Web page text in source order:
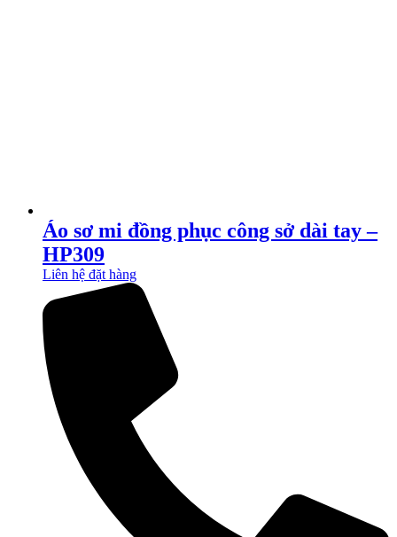
Áo sơ mi đồng phục công sở dài tay –
HP309
Liên hệ đặt hàng